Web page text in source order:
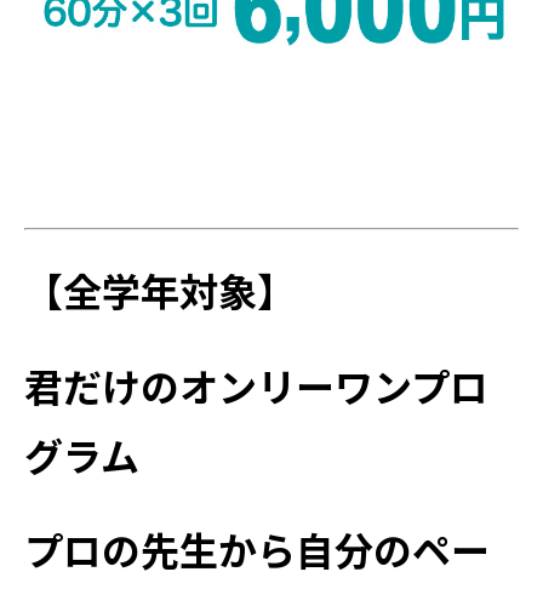
【全学年対象】
君だけのオンリーワンプロ
グラム
プロの先生から自分のペー